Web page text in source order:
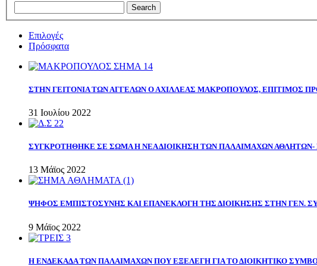
Επιλογές
Πρόσφατα
ΣΤΗΝ ΓΕΙΤΟΝΙΑ ΤΩΝ ΑΓΓΕΛΩΝ Ο ΑΧΙΛΛΕΑΣ ΜΑΚΡΟΠΟΥΛΟΣ, ΕΠΙΤΙΜΟΣ
31 Ιουλίου 2022
ΣΥΓΚΡΟΤΗΘΗΚΕ ΣΕ ΣΩΜΑ Η ΝΕΑ ΔΙΟΙΚΗΣΗ ΤΩΝ ΠΑΛΑΙΜΑΧΩΝ
13 Μάϊος 2022
ΨΗΦΟΣ ΕΜΠΙΣΤΟΣΥΝΗΣ ΚΑΙ ΕΠΑΝΕΚΛΟΓΗ ΤΗΣ ΔΙΟΙΚΗΣΗΣ ΣΤΗΝ ΓΕΝ.
9 Μάϊος 2022
Η ΕΝΔΕΚΑΔΑ ΤΩΝ ΠΑΛΑΙΜΑΧΩΝ ΠΟΥ ΕΞΕΛΕΓΗ ΓΙΑ ΤΟ ΔΙΟΙΚΗΤΙΚΟ